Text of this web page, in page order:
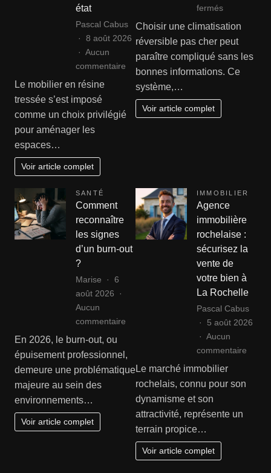
état
Pascal Cabus
8 août 2026
Aucun
commentairesur
ses
fauteuils
et
guide
complet
de
Le mobilier en résine
tressée s’est imposé
comme un choix privilégié
pour aménager les
espaces…
Voir article complet
ferméssur
Comment
climatisation
réversible
Choisir une climatisation
réversible pas cher peut
paraître compliqué sans les
bonnes informations. Ce
système,…
Voir article complet
SANTÉ
Comment
reconnaître
les signes
d’un burn-out
?
Marise
6
août 2026
Aucun
commentairesur
les
signes
d’un
burn-
out
En 2026, le burn-out, ou
épuisement professionnel,
demeure une problématique
majeure au sein des
environnements…
Voir article complet
IMMOBILIER
Agence
immobilière
rochelaise :
sécurisez la
vente de
votre bien à
La Rochelle
Pascal Cabus
5 août 2026
Aucun
commentaire
Le marché immobilier
rochelais, connu pour son
dynamisme et son
attractivité, représente un
terrain propice…
Voir article complet